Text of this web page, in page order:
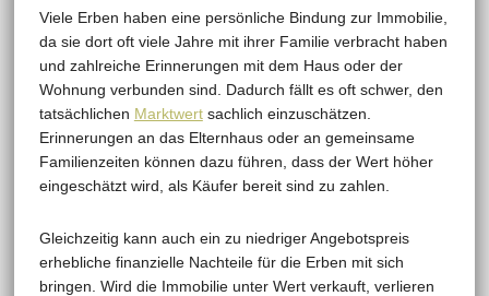
Viele Erben haben eine persönliche Bindung zur Immobilie,
da sie dort oft viele Jahre mit ihrer Familie verbracht haben
und zahlreiche Erinnerungen mit dem Haus oder der
Wohnung verbunden sind. Dadurch fällt es oft schwer, den
tatsächlichen Marktwertsachlich einzuschätzen.
Erinnerungen an das Elternhaus oder an gemeinsame
Familienzeiten können dazu führen, dass der Wert höher
eingeschätzt wird, als Käufer bereit sind zu zahlen.
Gleichzeitig kann auch ein zu niedriger Angebotspreis
erhebliche finanzielle Nachteile für die Erben mit sich
bringen. Wird die Immobilie unter Wert verkauft, verlieren